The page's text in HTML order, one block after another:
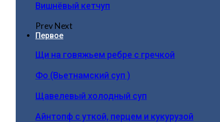
Вишнёвый кетчуп
PrevNext
Первое
Щи на говяжьем ребре с гречкой
Фо (Вьетнамский суп )
Щавелевый холодный суп
Айнтопф с уткой, перцем и кукурузой